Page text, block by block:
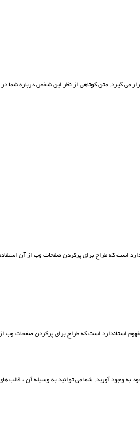
می گیرد. متن کوتاهی از نظر این شخص درباره شما
است که طراح برای پرکردن صفحات وب از آن
استاندارد است که طراح برای پرکردن صفحات وب
به وجود آورید. شما می توانید به وسیله آن ،